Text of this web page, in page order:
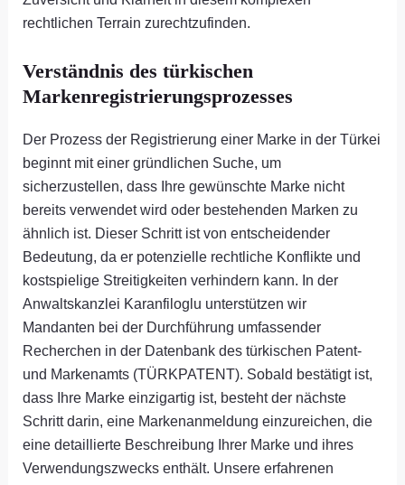
rechtlichen Terrain zurechtzufinden.
Verständnis des türkischen
Markenregistrierungsprozesses
Der Prozess der Registrierung einer Marke in der Türkei
beginnt mit einer gründlichen Suche, um
sicherzustellen, dass Ihre gewünschte Marke nicht
bereits verwendet wird oder bestehenden Marken zu
ähnlich ist. Dieser Schritt ist von entscheidender
Bedeutung, da er potenzielle rechtliche Konflikte und
kostspielige Streitigkeiten verhindern kann. In der
Anwaltskanzlei Karanfiloglu unterstützen wir
Mandanten bei der Durchführung umfassender
Recherchen in der Datenbank des türkischen Patent-
und Markenamts (TÜRKPATENT). Sobald bestätigt ist,
dass Ihre Marke einzigartig ist, besteht der nächste
Schritt darin, eine Markenanmeldung einzureichen, die
eine detaillierte Beschreibung Ihrer Marke und ihres
Verwendungszwecks enthält. Unsere erfahrenen